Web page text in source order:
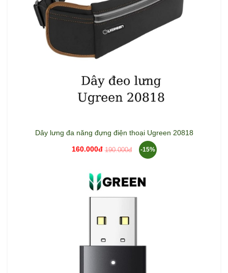
Dây lưng đa năng đựng điện thoại Ugreen 20818
160.000đ 190.000đ -15%